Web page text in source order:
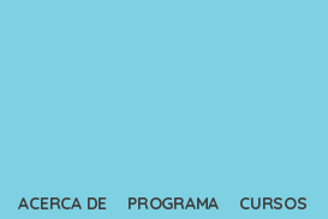
ACERCA DE PROGRAMA CURSOS